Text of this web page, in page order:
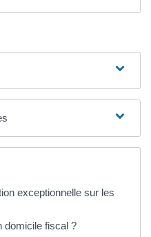
exceptionnelle sur les
domicile fiscal ?